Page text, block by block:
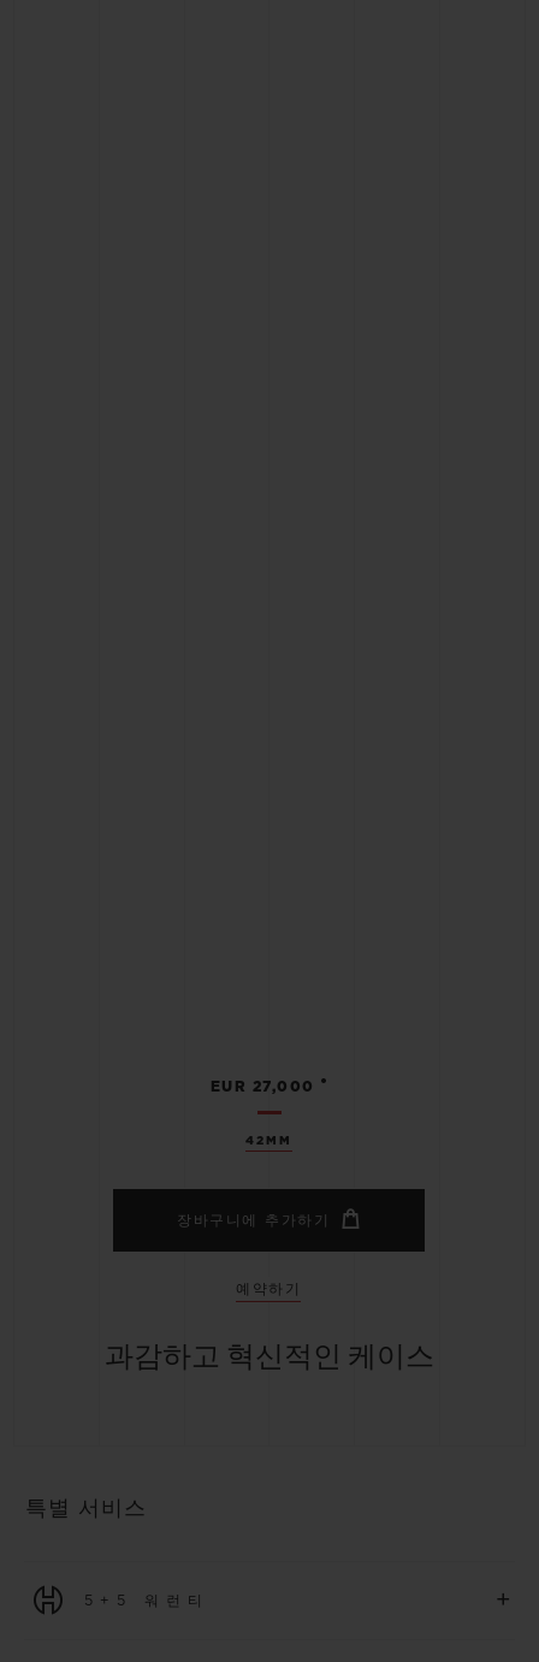
42MM
EUR 27,000 •
장바구니에 추가하기
예약하기
과감하고 혁신적인 케이스
특별 서비스
5+5 워런티 +